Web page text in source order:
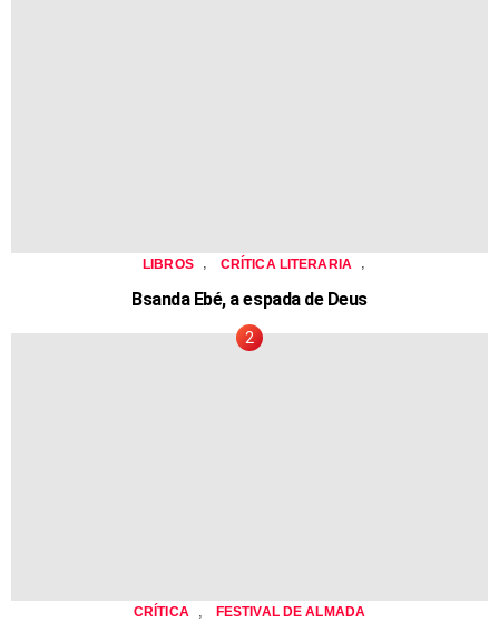
LIBROS , CRÍTICA LITERARIA ,
Bsanda Ebé, a espada de Deus
CRÍTICA FESTIVAL DE ALMADA